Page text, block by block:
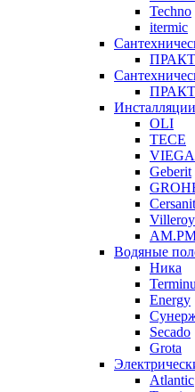
Techno
itermic
OLI
TECE
VIEGA
Geberit
Cersanit
Водяные
Ника
Energy
Secado
Grota
Atlantic